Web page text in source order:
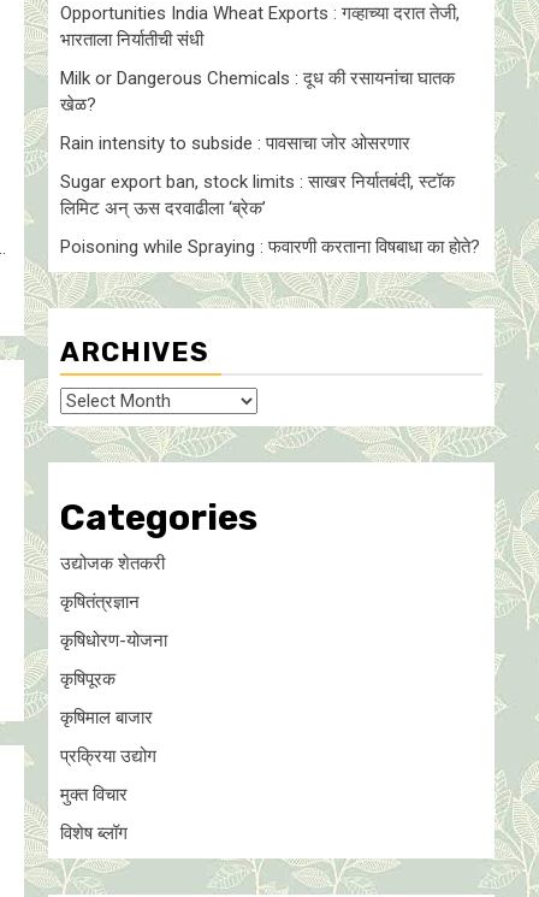
Opportunities India Wheat Exports : गव्हाच्या दरात तेजी,
भारताला निर्यातीची संधी
Milk or Dangerous Chemicals : दूध की रसायनांचा घातक
खेळ?
Rain intensity to subside : पावसाचा जोर ओसरणार
Sugar export ban, stock limits : साखर निर्यातबंदी, स्टॉक
लिमिट अन् ऊस दरवाढीला ‘ब्रेक’
Poisoning while Spraying : फवारणी करताना विषबाधा का हाेते?
ARCHIVES
Archives
Categories
उद्योजक शेतकरी
कृषितंत्रज्ञान
कृषिधोरण-योजना
कृषिपूरक
कृषिमाल बाजार
प्रक्रिया उद्योग
मुक्त विचार
विशेष ब्लॉग